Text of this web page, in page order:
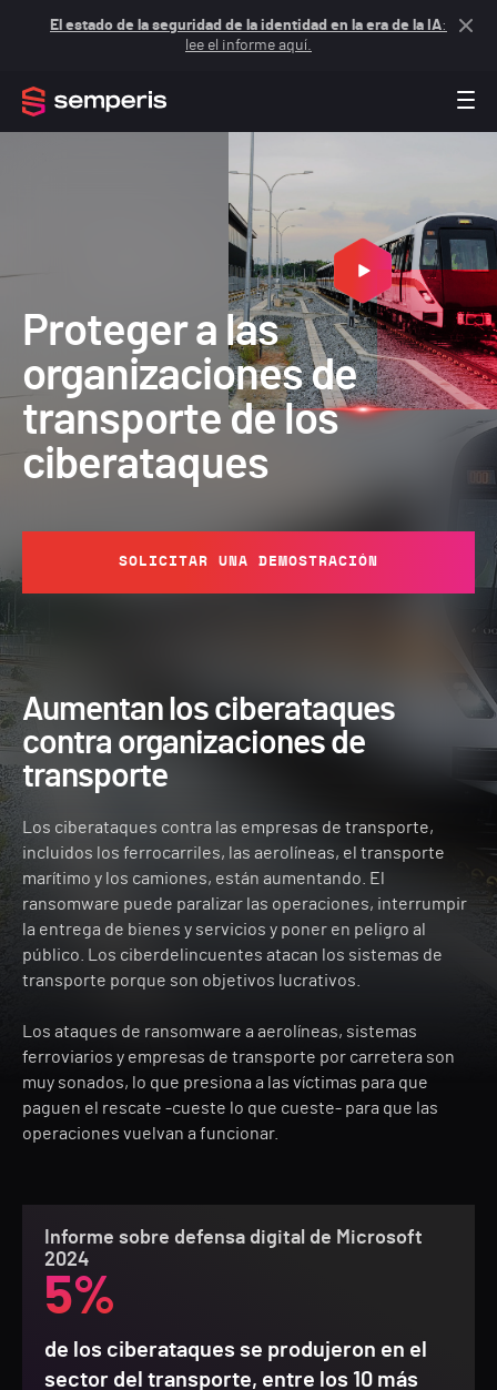
El estado de la seguridad de la identidad en la era de la IA:
lee el informe aquí.
Proteger a las
organizaciones de
transporte de los
ciberataques
SOLICITAR UNA DEMOSTRACIÓN
Aumentan los ciberataques
contra organizaciones de
transporte
Los ciberataques contra las empresas de transporte,
incluidos los ferrocarriles, las aerolíneas, el transporte
marítimo y los camiones, están aumentando. El
ransomware puede paralizar las operaciones, interrumpir
la entrega de bienes y servicios y poner en peligro al
público. Los ciberdelincuentes atacan los sistemas de
transporte porque son objetivos lucrativos.
Los ataques de ransomware a aerolíneas, sistemas
ferroviarios y empresas de transporte por carretera son
muy sonados, lo que presiona a las víctimas para que
paguen el rescate -cueste lo que cueste- para que las
operaciones vuelvan a funcionar.
Informe sobre defensa digital de Microsoft
2024
5%
de los ciberataques se produjeron en el
sector del transporte, entre los 10 más